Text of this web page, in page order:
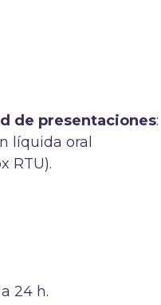
de presentaciones:
líquida oral
RTU).
24 h.